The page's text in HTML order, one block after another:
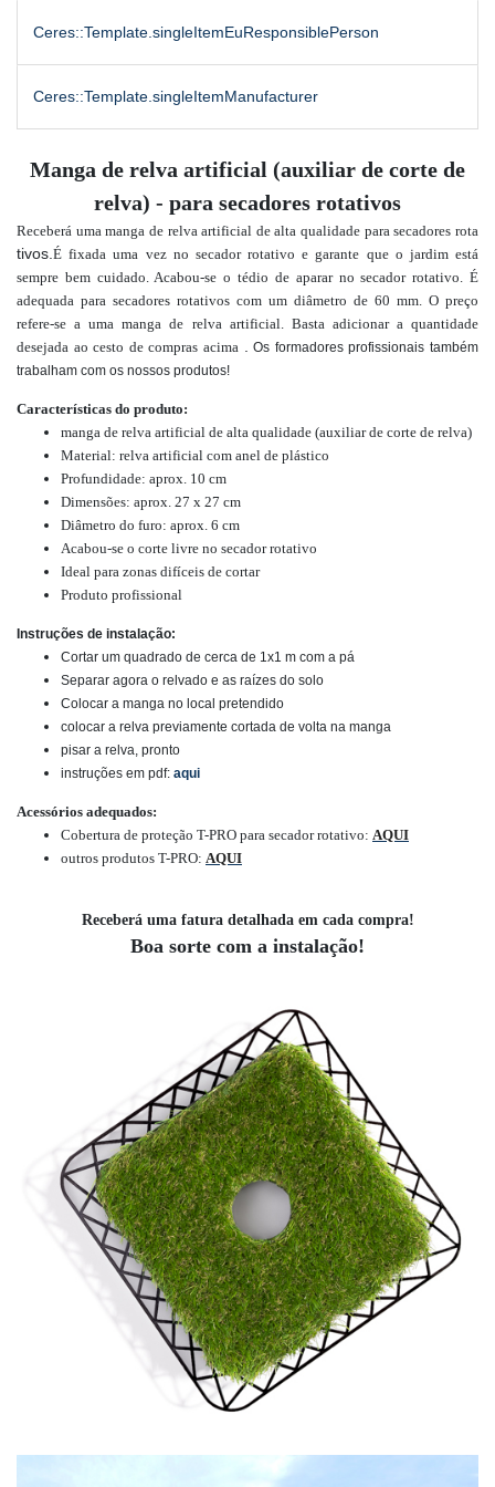
Ceres::Template.singleItemEuResponsiblePerson
Ceres::Template.singleItemManufacturer
Manga de relva artificial (auxiliar de corte de
relva) - para secadores rotativos
Receberá uma manga de relva artificial de alta qualidade para secadores rota
tivos. É fixada uma vez no secador rotativo e garante que o jardim está
sempre bem cuidado. Acabou-se o tédio de aparar no secador rotativo. É
adequada para secadores rotativos com um diâmetro de 60 mm. O preço
refere-se a uma manga de relva artificial. Basta adicionar a quantidade
desejada ao cesto de compras acima
Os formadores profissionais também
trabalham com os nossos produtos!
Características do produto:
manga de relva artificial de alta qualidade (auxiliar de corte de relva)
Material: relva artificial com anel de plástico
Profundidade: aprox. 10 cm
Dimensões: aprox. 27 x 27 cm
Diâmetro do furo: aprox. 6 cm
Acabou-se o corte livre no secador rotativo
Ideal para zonas difíceis de cortar
Produto profissional
Instruções de instalação:
Cortar um quadrado de cerca de 1x1 m com a pá
Separar agora o relvado e as raízes do solo
Colocar a manga no local pretendido
colocar a relva previamente cortada de volta na manga
pisar a relva, pronto
instruções em pdf: aqui
Acessórios adequados:
Cobertura de proteção T-PRO para secador rotativo: AQUI
outros produtos T-PRO: AQUI
Receberá uma fatura detalhada em cada compra!
Boa sorte com a instalação!